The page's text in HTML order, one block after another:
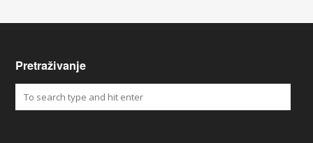
Pretraživanje